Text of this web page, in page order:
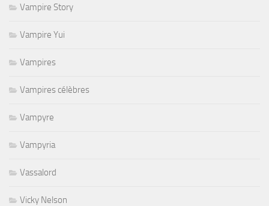
Vampire Story
Vampire Yui
Vampires
Vampires célèbres
Vampyre
Vampyria
Vassalord
Vicky Nelson